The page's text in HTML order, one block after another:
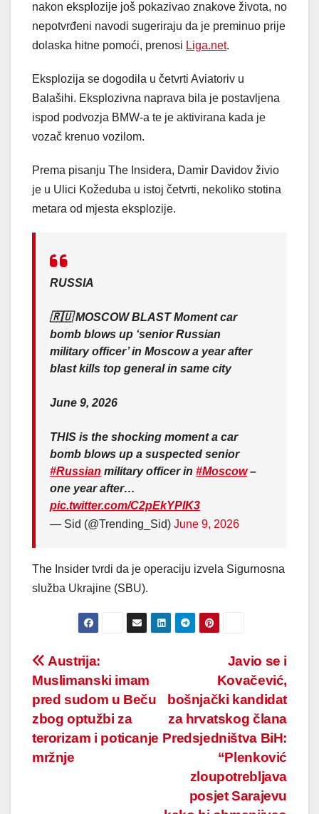
nakon eksplozije još pokazivao znakove života, no
nepotvrđeni navodi sugeriraju da je preminuo prije
dolaska hitne pomoći, prenosi Liga.net.
Eksplozija se dogodila u četvrti Aviatoriv u
Balašihi. Eksplozivna naprava bila je postavljena
ispod podvozja BMW-a te je aktivirana kada je
vozač krenuo vozilom.
Prema pisanju The Insidera, Damir Davidov živio
je u Ulici Kožeduba u istoj četvrti, nekoliko stotina
metara od mjesta eksplozije.
RUSSIA
🇷🇺 MOSCOW BLAST Moment car
bomb blows up ‘senior Russian
military officer’ in Moscow a year after
blast kills top general in same city
June 9, 2026
THIS is the shocking moment a car
bomb blows up a suspected senior
#Russian military officer in #Moscow–
one year after…
pic.twitter.com/C2pEkYPIK3
— Sid (@Trending_Sid) June 9, 2026
The Insider tvrdi da je operaciju izvela Sigurnosna
služba Ukrajine (SBU).
Post
navigation
Javio se i
Kovačević,
bošnjački kandidat
za hrvatskog člana
Predsjedništva BiH:
“Plenković
zloupotrebljava
posjet Sarajevu
Austrija:
Muslimanski imam
pred sudom u Beču
zbog optužbi za
terorizam i poticanje
mržnje